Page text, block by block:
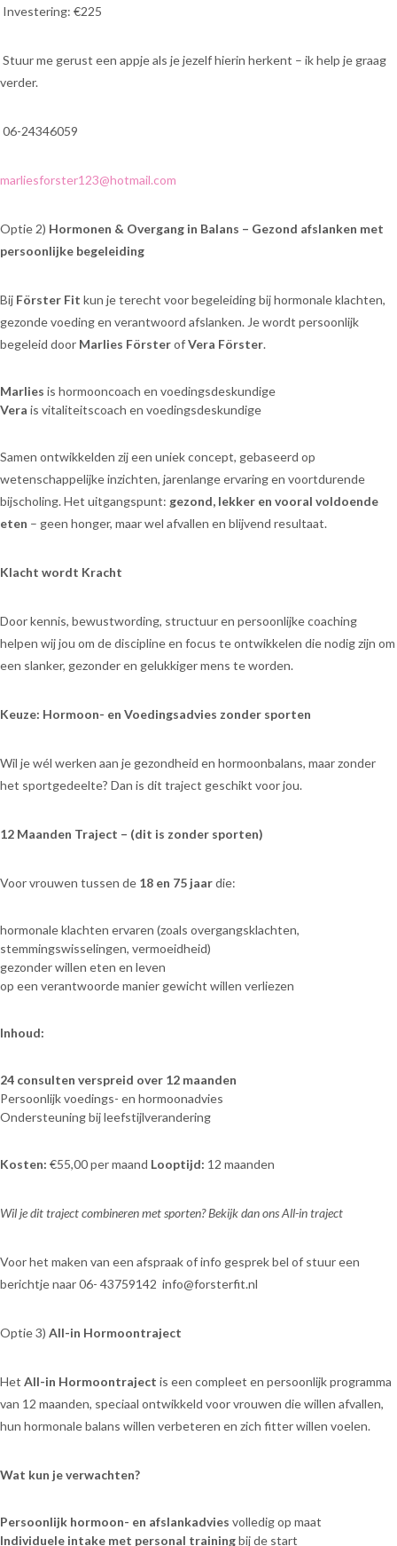
Investering: €225
Stuur me gerust een appje als je jezelf hierin herkent – ik help je graag
verder.
06-24346059
marliesforster123@hotmail.com
Optie 2) Hormonen & Overgang in Balans – Gezond afslanken met
persoonlijke begeleiding
Bij Förster Fit kun je terecht voor begeleiding bij hormonale klachten,
gezonde voeding en verantwoord afslanken. Je wordt persoonlijk
begeleid door Marlies FörsterofVera Förster.
Marlies is hormooncoach en voedingsdeskundige
Vera is vitaliteitscoach en voedingsdeskundige
Samen ontwikkelden zij een uniek concept, gebaseerd op
wetenschappelijke inzichten, jarenlange ervaring en voortdurende
bijscholing. Het uitgangspunt: gezond, lekker en vooral voldoende
eten – geen honger, maar wel afvallen en blijvend resultaat.
Klacht wordt Kracht
Door kennis, bewustwording, structuur en persoonlijke coaching
helpen wij jou om de discipline en focus te ontwikkelen die nodig zijn om
een slanker, gezonder en gelukkiger mens te worden.
Keuze: Hormoon- en Voedingsadvies zonder sporten
Wil je wél werken aan je gezondheid en hormoonbalans, maar zonder
het sportgedeelte? Dan is dit traject geschikt voor jou.
12 Maanden Traject – (dit is zonder sporten)
Voor vrouwen tussen de 18 en 75 jaardie:
hormonale klachten ervaren (zoals overgangsklachten,
stemmingswisselingen, vermoeidheid)
gezonder willen eten en leven
op een verantwoorde manier gewicht willen verliezen
Inhoud:
24 consulten verspreid over 12 maanden
Persoonlijk voedings- en hormoonadvies
Ondersteuning bij leefstijlverandering
Kosten: €55,00 per maand Looptijd: 12 maanden
Wil je dit traject combineren met sporten? Bekijk dan ons All-in traject
Voor het maken van een afspraak of info gesprek bel of stuur een
berichtje naar 06- 43759142 info@forsterfit.nl
Optie 3) All-in Hormoontraject
Het All-in Hormoontraject is een compleet en persoonlijk programma
van 12 maanden, speciaal ontwikkeld voor vrouwen die willen afvallen,
hun hormonale balans willen verbeteren en zich fitter willen voelen.
Wat kun je verwachten?
Persoonlijk hormoon- en afslankadvies volledig op maat
Individuele intake met personal trainingbij de start